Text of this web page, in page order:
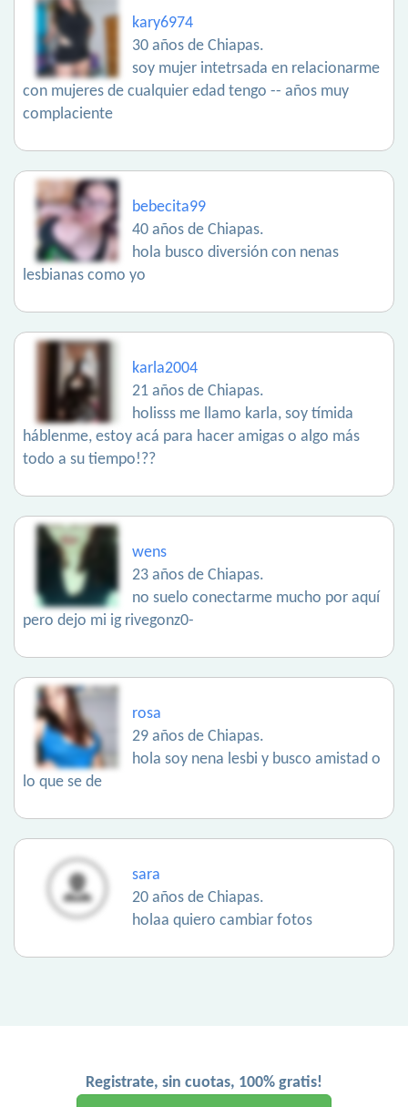
kary6974
30 años de Chiapas.
soy mujer intetrsada en relacionarme
con mujeres de cualquier edad tengo -- años muy
complaciente
bebecita99
40 años de Chiapas.
hola busco diversión con nenas
lesbianas como yo
karla2004
21 años de Chiapas.
holisss me llamo karla, soy tímida
háblenme, estoy acá para hacer amigas o algo más
todo a su tiempo!??
wens
23 años de Chiapas.
no suelo conectarme mucho por aquí
pero dejo mi ig rivegonz0-
rosa
29 años de Chiapas.
hola soy nena lesbi y busco amistad o
lo que se de
sara
20 años de Chiapas.
holaa quiero cambiar fotos
Registrate, sin cuotas, 100% gratis!